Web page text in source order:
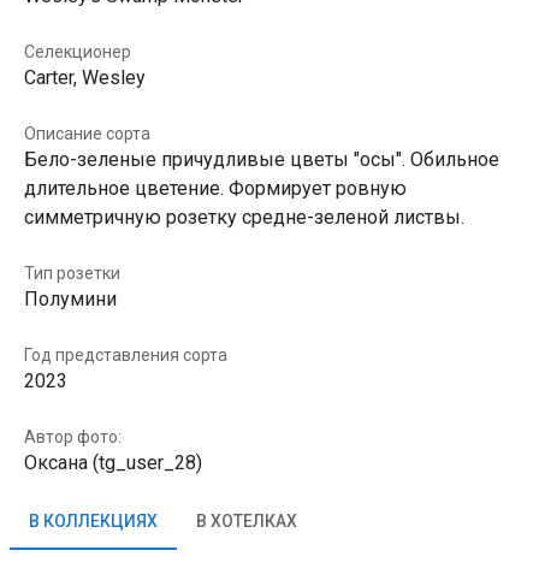
Селекционер
Carter, Wesley
Описание сорта
Бело-зеленые причудливые цветы "осы". Обильное
длительное цветение. Формирует ровную
симметричную розетку средне-зеленой листвы.
Тип розетки
Полумини
Год представления сорта
2023
Автор фото:
Оксана (tg_user_28)
В КОЛЛЕКЦИЯХ В ХОТЕЛКАХ